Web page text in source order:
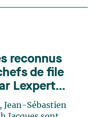
reconnus
de file
Lexpert
spéciale
Jean-Sébastien